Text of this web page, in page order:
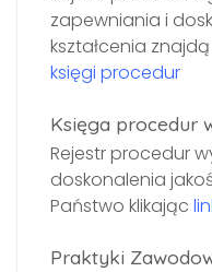
zapewniania i
kształcenia
księgi procedur
Księga procedur
Rejestr procedur
doskonalenia
Państwo klikając
Praktyki